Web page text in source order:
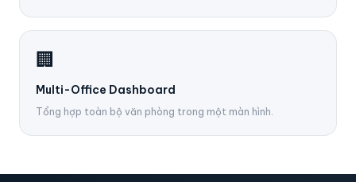
🏢
Multi-Office Dashboard
Tổng hợp toàn bộ văn phòng trong một màn hình.